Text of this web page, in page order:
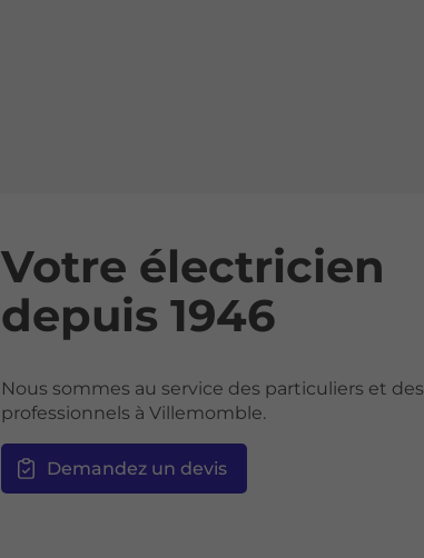
Votre électricien
depuis 1946
Nous sommes au service des particuliers et des
professionnels à Villemomble.
Demandez un devis